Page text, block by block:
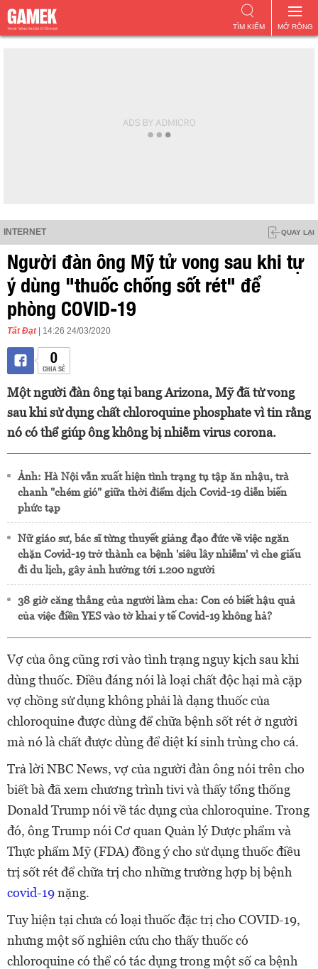
MỞ RỘNG
TÌM KIẾM
INTERNET QUAY LẠI
Người đàn ông Mỹ tử vong sau khi tự
ý dùng "thuốc chống sốt rét" để
phòng COVID-19
Tất Đạt | 14:26 24/03/2020
0
CHIA SẺ
Một người đàn ông tại bang Arizona, Mỹ đã tử vong
sau khi sử dụng chất chloroquine phosphate vì tin rằng
nó có thể giúp ông không bị nhiễm virus corona.
Ảnh: Hà Nội vẫn xuất hiện tình trạng tụ tập ăn nhậu, trà
chanh "chém gió" giữa thời điểm dịch Covid-19 diễn biến
phức tạp
Nữ giáo sư, bác sĩ từng thuyết giảng đạo đức về việc ngăn
chặn Covid-19 trở thành ca bệnh 'siêu lây nhiễm' vì che giấu
đi du lịch, gây ảnh hưởng tới 1.200 người
38 giờ căng thẳng của người làm cha: Con có biết hậu quả
của việc điền YES vào tờ khai y tế Covid-19 không hả?
Vợ của ông cũng rơi vào tình trạng nguy kịch sau khi
dùng thuốc. Điều đáng nói là loại chất độc hại mà cặp
vợ chồng sử dụng không phải là dạng thuốc của
chloroquine được dùng để chữa bệnh sốt rét ở người
mà nó là chất được dùng để diệt kí sinh trùng cho cá.
Trả lời NBC News, vợ của người đàn ông nói trên cho
biết bà đã xem chương trình tivi và thấy tổng thống
Donald Trump nói về tác dụng của chloroquine. Trong
đó, ông Trump nói Cơ quan Quản lý Dược phẩm và
Thực phẩm Mỹ (FDA) đồng ý cho sử dụng thuốc điều
trị sốt rét để chữa trị cho những trường hợp bị bệnh
covid-19nặng.
Tuy hiện tại chưa có loại thuốc đặc trị cho COVID-19,
nhưng một số nghiên cứu cho thấy thuốc có
chloroquine có thể có tác dụng trong một số ca bệnh